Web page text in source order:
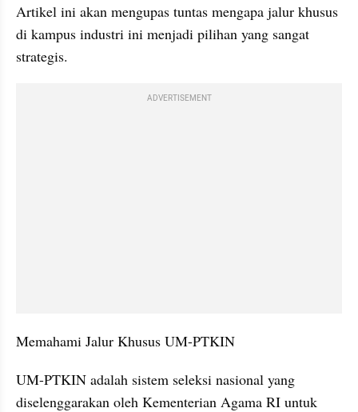
Artikel ini akan mengupas tuntas mengapa jalur khusus
di kampus industri ini menjadi pilihan yang sangat
strategis.
ADVERTISEMENT
Memahami Jalur Khusus UM-PTKIN
UM-PTKIN adalah sistem seleksi nasional yang
diselenggarakan oleh Kementerian Agama RI untuk